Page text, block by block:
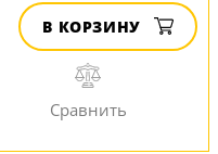
В КОРЗИНУ